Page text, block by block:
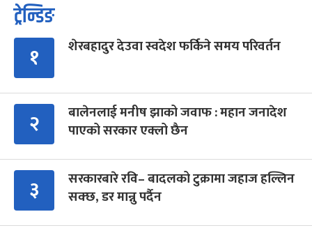
ट्रेन्डिङ
१ शेरबहादुर देउवा स्वदेश फर्किने समय परिवर्तन
२
बालेनलाई मनीष झाको जवाफ : महान जनादेश
पाएको सरकार एक्लो छैन
३
सरकारबारे रवि– बादलको टुक्रामा जहाज हल्लिन
सक्छ, डर मान्नु पर्दैन